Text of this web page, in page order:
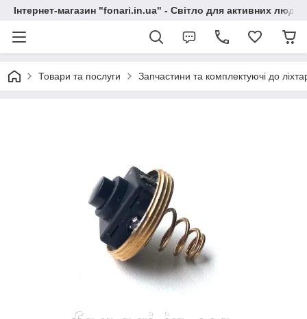
Інтернет-магазин "fonari.in.ua" - Світло для активних людей
Товари та послуги Запчастини та комплектуючі до